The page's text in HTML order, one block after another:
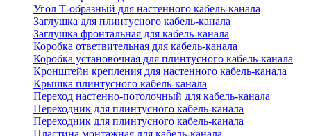
Угол Т-образный для настенного кабель-канала
Заглушка для плинтусного кабель-канала
Заглушка фронтальная для кабель-канала
Коробка ответвительная для кабель-канала
Коробка установочная для плинтусного кабель-канала
Кронштейн крепления для настенного кабель-канала
Крышка плинтусного кабель-канала
Переход настенно-потолочный для кабель-канала
Переходник для плинтусного кабель-канала
Переходник для плинтусного кабель-канала
Пластина монтажная для кабель-канала